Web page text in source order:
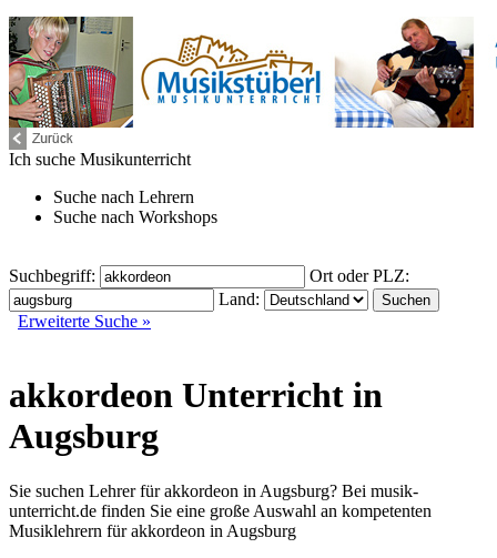
Ich suche Musikunterricht
Suche nach Lehrern
Suche nach Workshops
Suchbegriff:
Ort oder PLZ:
Land:
Erweiterte Suche »
akkordeon Unterricht in
Augsburg
Sie suchen Lehrer für akkordeon in Augsburg? Bei musik-
unterricht.de finden Sie eine große Auswahl an kompetenten
Musiklehrern für akkordeon in Augsburg